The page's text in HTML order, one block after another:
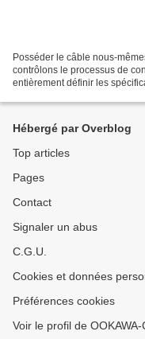
Posséder le câble nous-
contrôlons le processus de
entièrement définir les
Hébergé par Overblog
Top articles
Pages
Contact
Signaler un abus
C.G.U.
Cookies et données
Préférences cookies
Voir le profil de